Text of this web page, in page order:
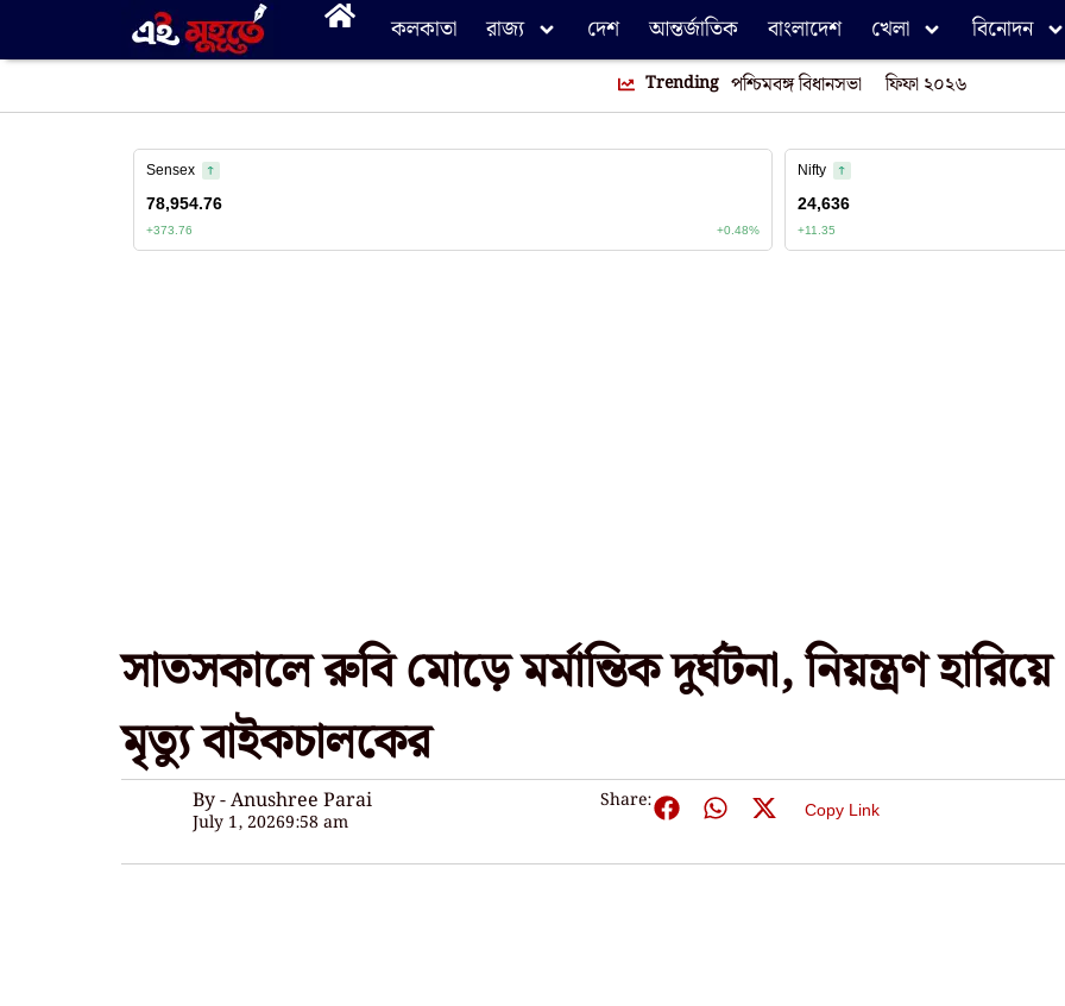
কলকাতা রাজ্য দেশ আন্তর্জাতিক বাংলাদেশ খেলা বিনোদন
Trending পশ্চিমবঙ্গ বিধানসভা ফিফা ২০২৬
সাতসকালে রুবি মোড়ে মর্মান্তিক দুর্ঘটনা, নিয়ন্ত্রণ হারিয়ে
মৃত্যু বাইকচালকের
By - Anushree Parai
July 1, 20269:58 am
Share: Copy Link